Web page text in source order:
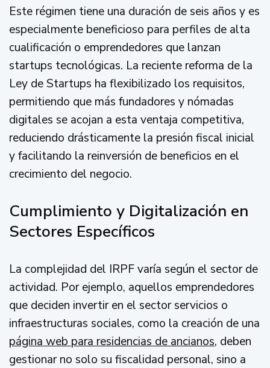
Este régimen tiene una duración de seis años y es
especialmente beneficioso para perfiles de alta
cualificación o emprendedores que lanzan
startups tecnológicas. La reciente reforma de la
Ley de Startups ha flexibilizado los requisitos,
permitiendo que más fundadores y nómadas
digitales se acojan a esta ventaja competitiva,
reduciendo drásticamente la presión fiscal inicial
y facilitando la reinversión de beneficios en el
crecimiento del negocio.
Cumplimiento y Digitalización en
Sectores Específicos
La complejidad del IRPF varía según el sector de
actividad. Por ejemplo, aquellos emprendedores
que deciden invertir en el sector servicios o
infraestructuras sociales, como la creación de una
página web para residencias de ancianos, deben
gestionar no solo su fiscalidad personal, sino a